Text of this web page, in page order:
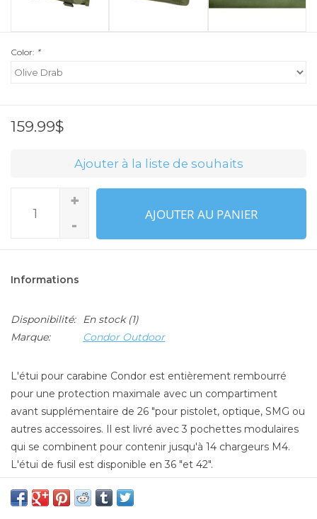
Color: *
159.99$
Ajouter à la liste de souhaits
+
-
AJOUTER AU PANIER
Informations
Disponibilité: En stock(1)
Marque:
Condor Outdoor
L'étui pour carabine Condor est entièrement rembourré
pour une protection maximale avec un compartiment
avant supplémentaire de 26 "pour pistolet, optique, SMG ou
autres accessoires. Il est livré avec 3 pochettes modulaires
qui se combinent pour contenir jusqu'à 14 chargeurs M4.
L'étui de fusil est disponible en 36 "et 42".